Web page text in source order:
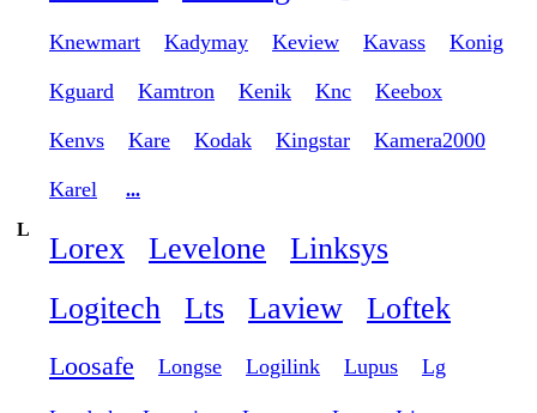
Knewmart Kadymay Keview Kavass Konig
Kguard Kamtron Kenik Knc Keebox
Kenvs Kare Kodak Kingstar Kamera2000
Karel
...
L
Lorex Levelone
Linksys
Logitech
Lts Laview Loftek
Loosafe Longse Logilink Lupus Lg